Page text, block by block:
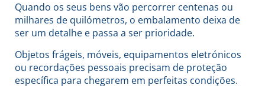
Quando os seus bens vão percorrer centenas ou
milhares de quilómetros, o embalamento deixa de
ser um detalhe e passa a ser prioridade.
Objetos frágeis, móveis, equipamentos eletrónicos
ou recordações pessoais precisam de proteção
específica para chegarem em perfeitas condições.